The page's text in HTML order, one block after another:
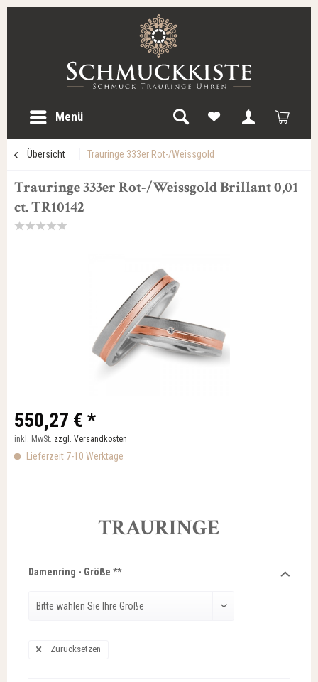
Menü
Übersicht Trauringe 333er Rot-/Weissgold
Trauringe 333er Rot-/Weissgold Brillant 0,01
ct. TR10142
550,27 € *
inkl. MwSt. zzgl. Versandkosten
Lieferzeit 7-10 Werktage
TRAURINGE
Damenring - Größe **
Zurücksetzen